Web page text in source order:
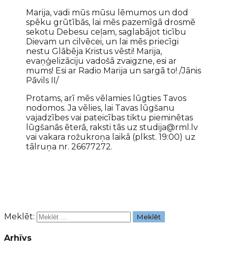
Marija, vadi mūs mūsu lēmumos un dod
spēku grūtībās, lai mēs pazemīgā drosmē
sekotu Debesu ceļam, saglabājot ticību
Dievam un cilvēcei, un lai mēs priecīgi
nestu Glābēja Kristus vēsti! Marija,
evaņģelizāciju vadošā zvaigzne, esi ar
mums! Esi ar Radio Marija un sargā to! /Jānis
Pāvils II/
Protams, arī mēs vēlamies lūgties Tavos
nodomos. Ja vēlies, lai Tavas lūgšanu
vajadzībes vai pateicības tiktu pieminētas
lūgšanās ēterā, raksti tās uz studija@rml.lv
vai vakara rožukroņa laikā (plkst. 19:00) uz
tālruņa nr. 26677272.
Meklēt:
Arhīvs